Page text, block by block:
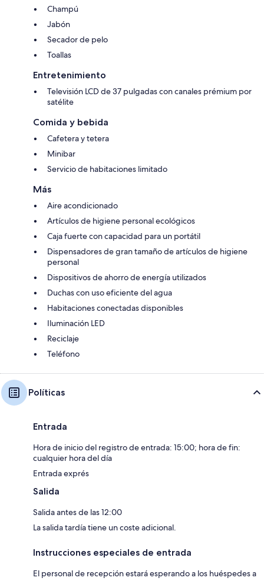
Champú
Jabón
Secador de pelo
Toallas
Entretenimiento
Televisión LCD de 37 pulgadas con canales prémium por
satélite
Comida y bebida
Cafetera y tetera
Minibar
Servicio de habitaciones limitado
Más
Aire acondicionado
Artículos de higiene personal ecológicos
Caja fuerte con capacidad para un portátil
Dispensadores de gran tamaño de artículos de higiene
personal
Dispositivos de ahorro de energía utilizados
Duchas con uso eficiente del agua
Habitaciones conectadas disponibles
Iluminación LED
Reciclaje
Teléfono
Políticas
Entrada
Hora de inicio del registro de entrada: 15:00; hora de fin:
cualquier hora del día
Entrada exprés
Salida
Salida antes de las 12:00
La salida tardía tiene un coste adicional.
Instrucciones especiales de entrada
El personal de recepción estará esperando a los huéspedes a